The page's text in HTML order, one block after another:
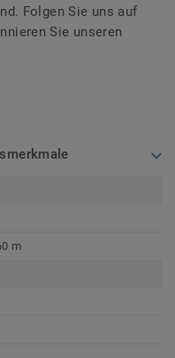
Folgen Sie uns auf
Sie unseren
m